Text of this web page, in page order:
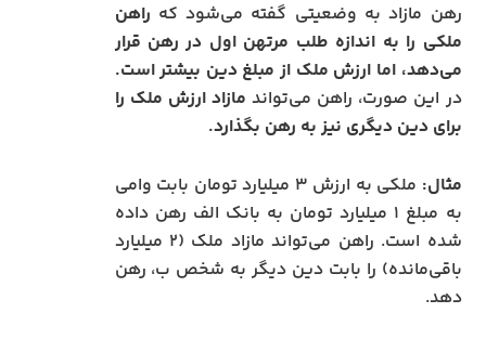
رهن مازاد به وضعیتی گفته می‌شود که راهن
ملکی را به اندازه طلب مرتهن اول در رهن قرار
می‌دهد، اما ارزش ملک از مبلغ دین بیشتر است.
در این صورت، راهن می‌تواند مازاد ارزش ملک را
برای دین دیگری نیز به رهن بگذارد.
مثال:
ملکی به ارزش ۳ میلیارد تومان بابت وامی
به مبلغ ۱ میلیارد تومان به بانک الف رهن داده
شده است. راهن می‌تواند مازاد ملک (۲ میلیارد
باقی‌مانده) را بابت دین دیگر به شخص ب، رهن
دهد.